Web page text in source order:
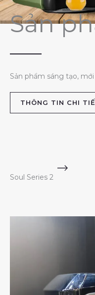
Sản
Sản phẩm sáng tạo,
THÔNG TIN CHI
Soul Series 2